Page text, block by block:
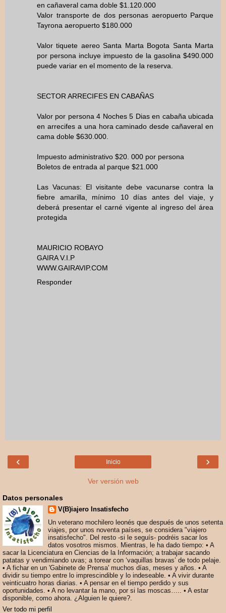
en cañaveral cama doble $1.120.000
Valor transporte de dos personas aeropuerto Parque
Tayrona aeropuerto $180.000
Valor tiquete aereo Santa Marta Bogota Santa Marta
por persona incluye impuesto de la gasolina $490.000
puede variar en el momento de la reserva.
SECTOR ARRECIFES EN CABAÑAS
Valor por persona 4 Noches 5 Dias en cabaña ubicada
en arrecifes a una hora caminado desde cañaveral en
cama doble $630.000.
Impuesto administrativo $20. 000 por persona
Boletos de entrada al parque $21.000
Las Vacunas: El visitante debe vacunarse contra la
fiebre amarilla, mínimo 10 días antes del viaje, y
deberá presentar el carné vigente al ingreso del área
protegida
MAURICIO ROBAYO
GAIRA V.I.P
WWW.GAIRAVIP.COM
Responder
‹ ›
Inicio
Ver versión web
Datos personales
V(B)iajero Insatisfecho
Un veterano mochilero leonés que después de unos setenta
viajes, por unos noventa países, se considera "viajero
insatisfecho". Del resto -si le seguís- podréis sacar los
datos vosotros mismos. Mientras, le ha dado tiempo: • A
sacar la Licenciatura en Ciencias de la Información; a trabajar sacando
patatas y vendimiando uvas; a torear con ‘vaquillas bravas’ de todo pelaje.
• A fichar en un 'Gabinete de Prensa' muchos días, meses y años. • A
dividir su tiempo entre lo imprescindible y lo indeseable. • A vivir durante
veinticuatro horas diarias. • A pensar en el tiempo perdido y sus
oportunidades. • A no levantar la mano, por si las moscas….. • A estar
disponible, como ahora. ¿Alguien le quiere?.
Ver todo mi perfil